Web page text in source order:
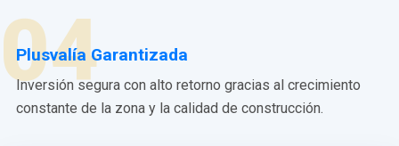
04
Plusvalía Garantizada
Inversión segura con alto retorno gracias al crecimiento
constante de la zona y la calidad de construcción.